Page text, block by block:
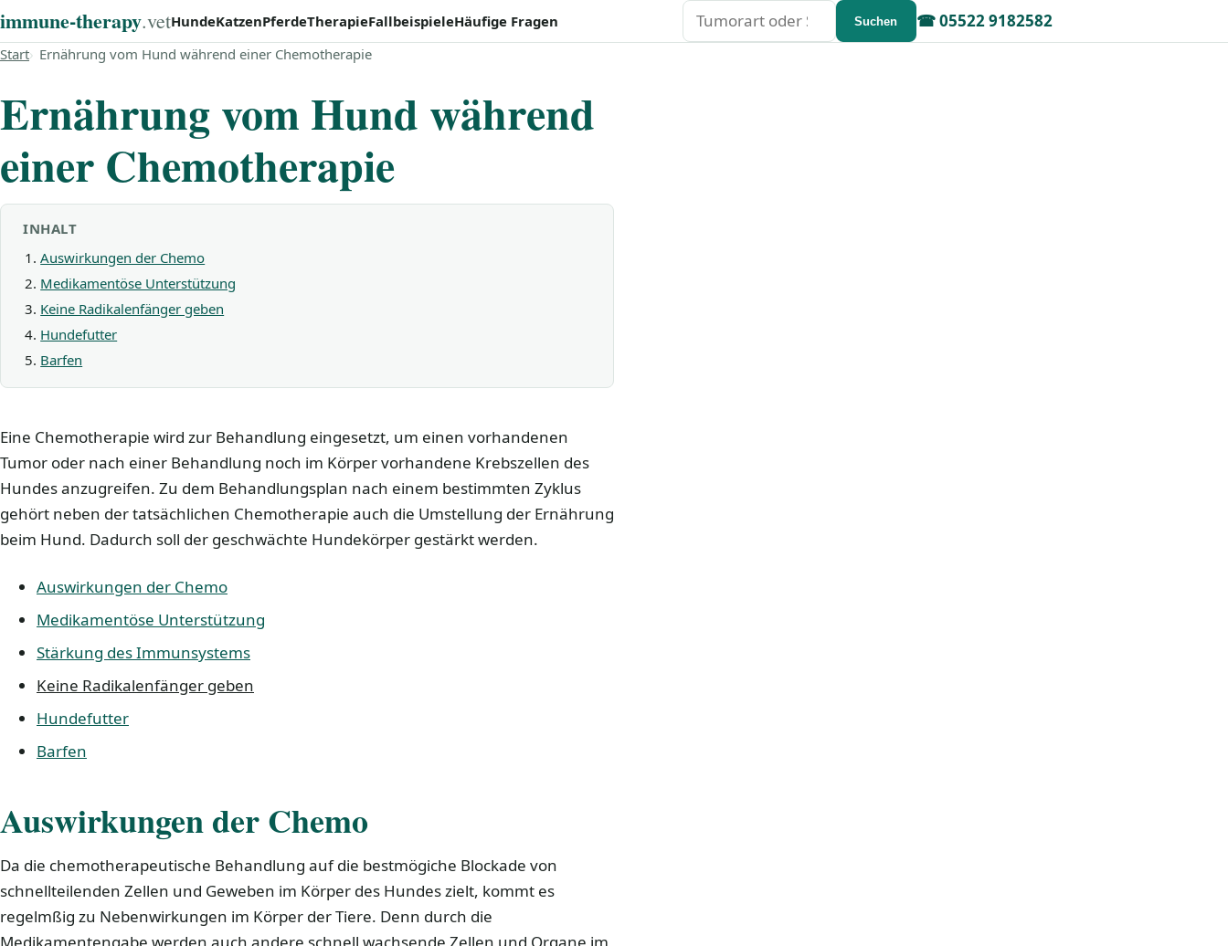
immune‑therapy.vet ☎05522 9182582
HundeKatzenPferdeTherapieFallbeispieleHäufige Fragen Suchen Suchen
Start Ernährung vom Hund während einer Chemotherapie
Ernährung vom Hund während
einer Chemotherapie
INHALT
Auswirkungen der Chemo
Medikamentöse Unterstützung
Keine Radikalenfänger geben
Hundefutter
Barfen
Eine Chemotherapie wird zur Behandlung eingesetzt, um einen vorhandenen
Tumor oder nach einer Behandlung noch im Körper vorhandene Krebszellen des
Hundes anzugreifen. Zu dem Behandlungsplan nach einem bestimmten Zyklus
gehört neben der tatsächlichen Chemotherapie auch die Umstellung der Ernährung
beim Hund. Dadurch soll der geschwächte Hundekörper gestärkt werden.
Auswirkungen der Chemo
Medikamentöse Unterstützung
Stärkung des Immunsystems
Keine Radikalenfänger geben
Hundefutter
Barfen
Auswirkungen der Chemo
Da die chemotherapeutische Behandlung auf die bestmögiche Blockade von
schnellteilenden Zellen und Geweben im Körper des Hundes zielt, kommt es
regelmßig zu Nebenwirkungen im Körper der Tiere. Denn durch die